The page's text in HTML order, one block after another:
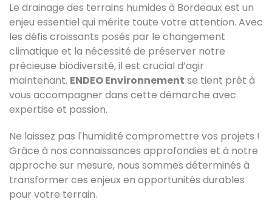
Le drainage des terrains humides à Bordeaux est un
enjeu essentiel qui mérite toute votre attention. Avec
les défis croissants posés par le changement
climatique et la nécessité de préserver notre
précieuse biodiversité, il est crucial d’agir
maintenant. ENDEO Environnement se tient prêt à
vous accompagner dans cette démarche avec
expertise et passion.
Ne laissez pas l'humidité compromettre vos projets !
Grâce à nos connaissances approfondies et à notre
approche sur mesure, nous sommes déterminés à
transformer ces enjeux en opportunités durables
pour votre terrain.